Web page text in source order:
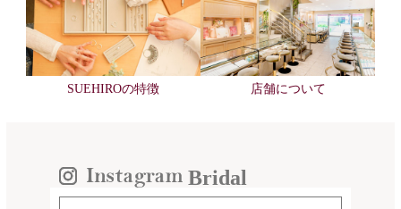
SUEHIROの特徴 店舗について
Bridal